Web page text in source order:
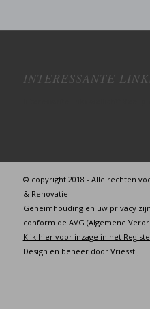
INTERESSANTE
© copyright 2018 - Alle rechten
& Renovatie
Geheimhouding en uw privacy
conform de AVG (Algemene
Klik hier voor inzage in het
Design en beheer door Vriesstijl